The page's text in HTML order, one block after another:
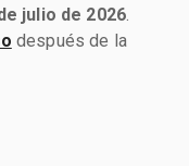
julio de 2026
después de la